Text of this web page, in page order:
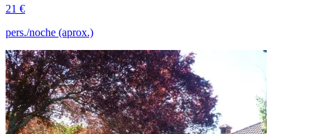
21 €
pers./noche (aprox.)